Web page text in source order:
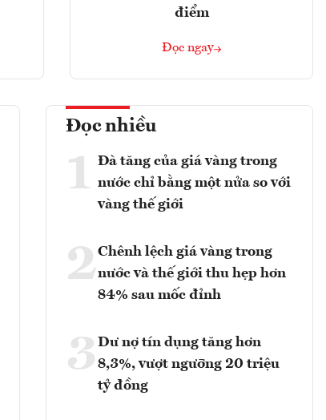
điểm
Đọc ngay
Đọc nhiều
1 Đà tăng của giá vàng trong
nước chỉ bằng một nửa so với
vàng thế giới
2Chênh lệch giá vàng trong
nước và thế giới thu hẹp hơn
84% sau mốc đỉnh
3 Dư nợ tín dụng tăng hơn
8,3%, vượt ngưỡng 20 triệu
tỷ đồng